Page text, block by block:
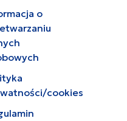
o
cookies